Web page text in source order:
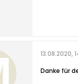
13.08.2020,
Danke für